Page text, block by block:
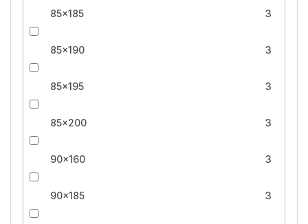
85x185 3
85x190 3
85x195 3
85x200 3
90x160 3
90x185 3